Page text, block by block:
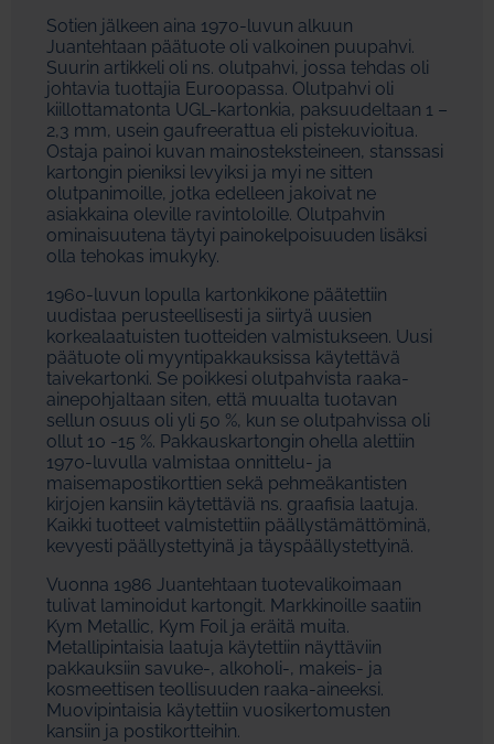
Sotien jälkeen aina 1970-luvun alkuun
Juantehtaan päätuote oli valkoinen puupahvi.
Suurin artikkeli oli ns. olutpahvi, jossa tehdas oli
johtavia tuottajia Euroopassa. Olutpahvi oli
kiillottamatonta UGL-kartonkia, paksuudeltaan 1 –
2,3 mm, usein gaufreerattua eli pistekuvioitua.
Ostaja painoi kuvan mainosteksteineen, stanssasi
kartongin pieniksi levyiksi ja myi ne sitten
olutpanimoille, jotka edelleen jakoivat ne
asiakkaina oleville ravintoloille. Olutpahvin
ominaisuutena täytyi painokelpoisuuden lisäksi
olla tehokas imukyky.
1960-luvun lopulla kartonkikone päätettiin
uudistaa perusteellisesti ja siirtyä uusien
korkealaatuisten tuotteiden valmistukseen. Uusi
päätuote oli myyntipakkauksissa käytettävä
taivekartonki. Se poikkesi olutpahvista raaka-
ainepohjaltaan siten, että muualta tuotavan
sellun osuus oli yli 50 %, kun se olutpahvissa oli
ollut 10 -15 %. Pakkauskartongin ohella alettiin
1970-luvulla valmistaa onnittelu- ja
maisemapostikorttien sekä pehmeäkantisten
kirjojen kansiin käytettäviä ns. graafisia laatuja.
Kaikki tuotteet valmistettiin päällystämättöminä,
kevyesti päällystettyinä ja täyspäällystettyinä.
Vuonna 1986 Juantehtaan tuotevalikoimaan
tulivat laminoidut kartongit. Markkinoille saatiin
Kym Metallic, Kym Foil ja eräitä muita.
Metallipintaisia laatuja käytettiin näyttäviin
pakkauksiin savuke-, alkoholi-, makeis- ja
kosmeettisen teollisuuden raaka-aineeksi.
Muovipintaisia käytettiin vuosikertomusten
kansiin ja postikortteihin.